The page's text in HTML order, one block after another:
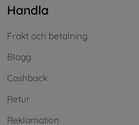
Handla
Frakt och betalning
Blogg
Cashback
Retur
Reklamation